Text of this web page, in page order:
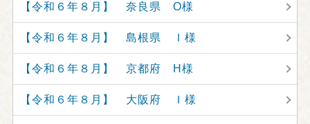
【令和６年８月】 奈良県 O様
【令和６年８月】 島根県 Ｉ様
【令和６年８月】 京都府 H様
【令和６年８月】 大阪府 Ｉ様